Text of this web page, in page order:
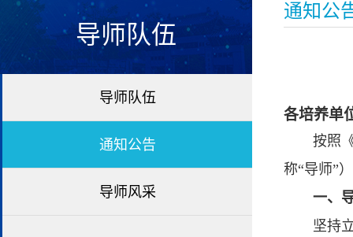
导师队伍
导师队伍
通知公告
导师风采
通知公
各培养单
按照
称“导师”
一、
坚持